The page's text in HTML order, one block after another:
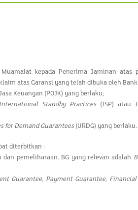
kepada Penerima Jaminan atas
atas Garansi yang telah dibuka oleh
Keuangan (POJK) yang berlaku;
Standby Practices(ISP) atau
for Demand Guarantees(URDG) yang berlaku.
diterbitkan :
pemeliharaan. BG yang relevan adalah
Guarantee, Payment Guarantee,